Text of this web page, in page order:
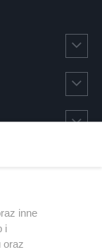
inne
i
oraz